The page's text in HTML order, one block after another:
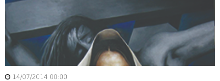
მარტი 2018 (256)
თებერვალი 2018 (208)
იანვარი 2018 (215)
დეკემბერი 2017 (243)
ნოემბერი 2017 (212)
ოქტომბერი 2017 (231)
სექტემბერი 2017 (261)
აგვისტო 2017 (212)
14/07/2014 00:00